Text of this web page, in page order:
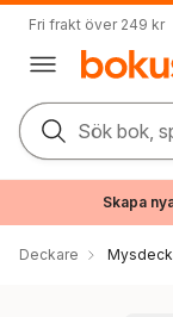
Fri frakt över 249 kr
Sök bok,
Skapa
Deckare